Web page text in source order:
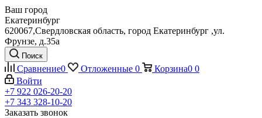
Ваш город
Екатеринбург
620067,Свердловская область, город Екатеринбург ,ул.
Фрунзе, д.35а
Поиск
Сравнение0 Отложенные 0 Корзина0 0
Войти
+7 922 026-20-20
+7 343 328-10-20
Заказать звонок